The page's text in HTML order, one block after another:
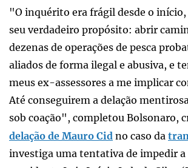
"O inquérito era frágil desde o início,
seu verdadeiro propósito: abrir
dezenas de operações de pesca
aliados de forma ilegal e abusiva, e
meus ex-assessores a me implicar
Até conseguirem a delação
sob coação", completou Bolsonaro,
delação de Mauro Cid no caso da
investiga uma tentativa de impedir a